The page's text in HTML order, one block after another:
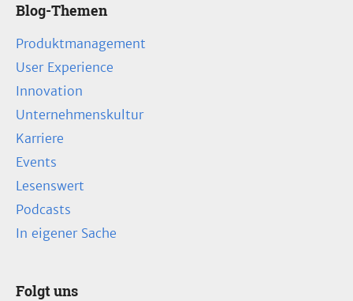
Blog-Themen
Produktmanagement
User Experience
Innovation
Unternehmenskultur
Karriere
Events
Lesenswert
Podcasts
In eigener Sache
Folgt uns